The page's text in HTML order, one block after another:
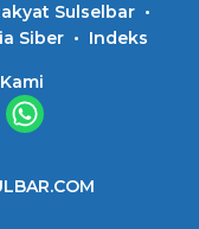
Sulselbar
Siber Indeks